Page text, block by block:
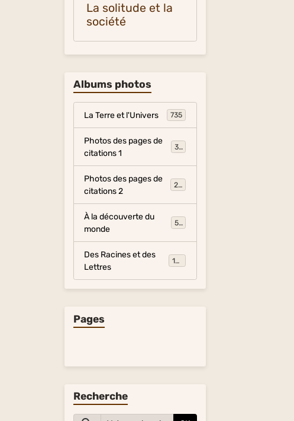
La solitude et la
société
Albums photos
La Terre et l'Univers 735
Photos des pages de
citations 1
317
Photos des pages de
citations 2
281
À la découverte du
monde
54
Des Racines et des
Lettres
134
Pages
Recherche